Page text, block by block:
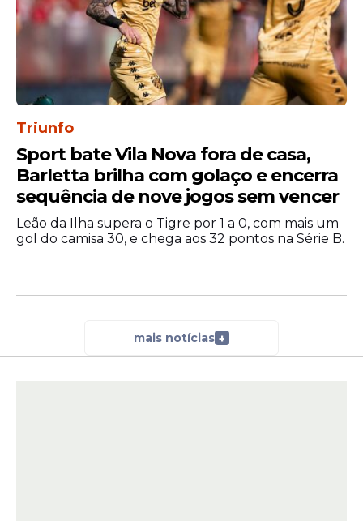
vantagem nos duelos mais recentes, com
oito triunfos nos últimos dez encontros.
Grandes expoentes dovôlei
masculino
nacional, já protagonizaram decisões de
torneios de destaque.
Além da Superliga 2025, duelaram em 2026
pelos títulos da Copa Brasil (vencida pelo
Cruzeiro) e do Sul-Americano de Clubes
(vencido pelo Campinas).
Da redação do Portal de Prefeitura com
informações da Olympics.
Triunfo
Sport bate Vila Nova fora de casa,
Barletta brilha com golaço e encerra
sequência de nove jogos sem vencer
Leão da Ilha supera o Tigre por 1 a 0, com mais um
gol do camisa 30, e chega aos 32 pontos na Série B.
mais notícias +